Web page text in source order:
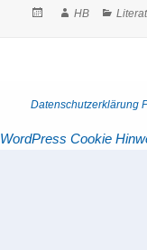
PostedAuthor
HB
Datenschutzerklärung
WordPress Cookie